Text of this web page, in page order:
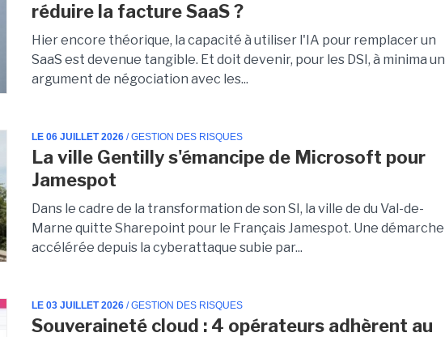
réduire la facture SaaS ?
Hier encore théorique, la capacité à utiliser l'IA pour remplacer un
SaaS est devenue tangible. Et doit devenir, pour les DSI, à minima un
argument de négociation avec les...
LE 06 JUILLET 2026 / GESTION DES RISQUES
La ville Gentilly s'émancipe de Microsoft pour
Jamespot
Dans le cadre de la transformation de son SI, la ville de du Val-de-
Marne quitte Sharepoint pour le Français Jamespot. Une démarche
accélérée depuis la cyberattaque subie par...
LE 03 JUILLET 2026 / GESTION DES RISQUES
Souveraineté cloud : 4 opérateurs adhèrent au